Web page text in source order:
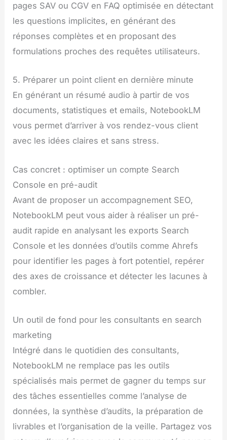
pages SAV ou CGV en FAQ optimisée en détectant
les questions implicites, en générant des
réponses complètes et en proposant des
formulations proches des requêtes utilisateurs.
5. Préparer un point client en dernière minute
En générant un résumé audio à partir de vos
documents, statistiques et emails, NotebookLM
vous permet d’arriver à vos rendez-vous client
avec les idées claires et sans stress.
Cas concret : optimiser un compte Search
Console en pré-audit
Avant de proposer un accompagnement SEO,
NotebookLM peut vous aider à réaliser un pré-
audit rapide en analysant les exports Search
Console et les données d’outils comme Ahrefs
pour identifier les pages à fort potentiel, repérer
des axes de croissance et détecter les lacunes à
combler.
Un outil de fond pour les consultants en search
marketing
Intégré dans le quotidien des consultants,
NotebookLM ne remplace pas les outils
spécialisés mais permet de gagner du temps sur
des tâches essentielles comme l’analyse de
données, la synthèse d’audits, la préparation de
livrables et l’organisation de la veille. Partagez vos